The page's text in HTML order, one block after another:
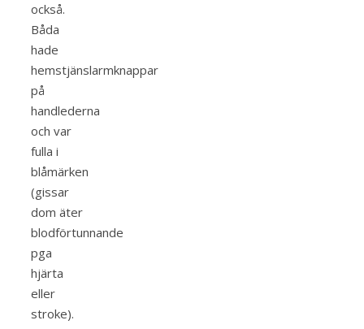
också.
Båda
hade
hemstjänslarmknappar
på
handlederna
och var
fulla i
blåmärken
(gissar
dom äter
blodförtunnande
pga
hjärta
eller
stroke).